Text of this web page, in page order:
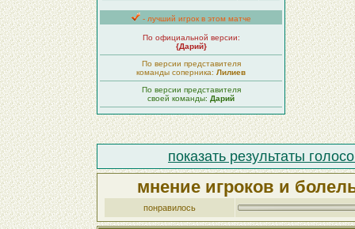
- лучший игрок в этом матче
По официальной версии:
{Дарий}
По версии представителя
команды соперника: Лилиев
По версии представителя
своей команды: Дарий
показать результаты
мнение игроков и
понравилось